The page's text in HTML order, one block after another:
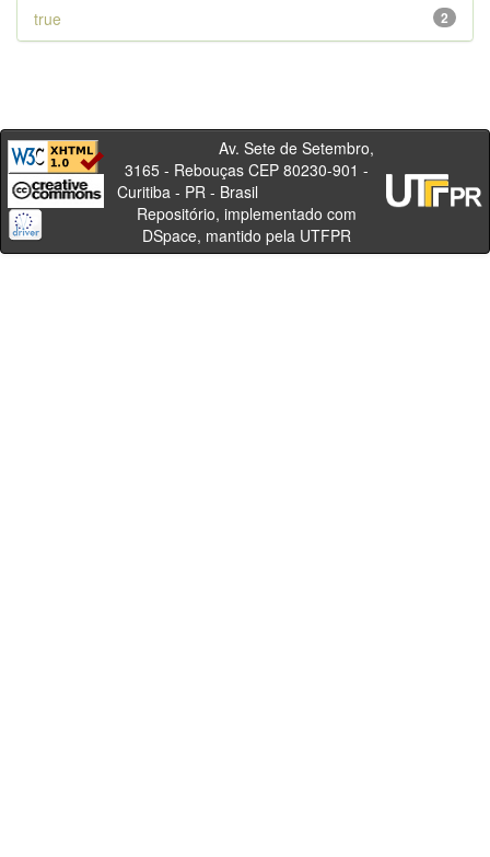
2
true
Av. Sete de Setembro,
3165 - Rebouças CEP 80230-901 -
Curitiba - PR - Brasil
Repositório, implementado com
DSpace, mantido pela UTFPR